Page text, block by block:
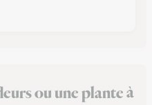
ou une plante à